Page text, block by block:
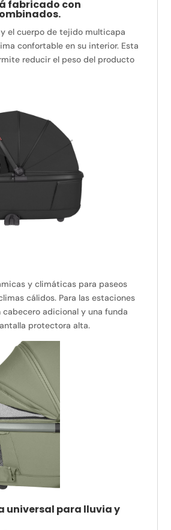
fabricado con
el cuerpo de tejido multicapa
confortable en su interior. Esta
reducir el peso del producto
y climáticas para paseos
cálidos. Para las estaciones
cabecero adicional y una funda
protectora alta.
universal para lluvia y